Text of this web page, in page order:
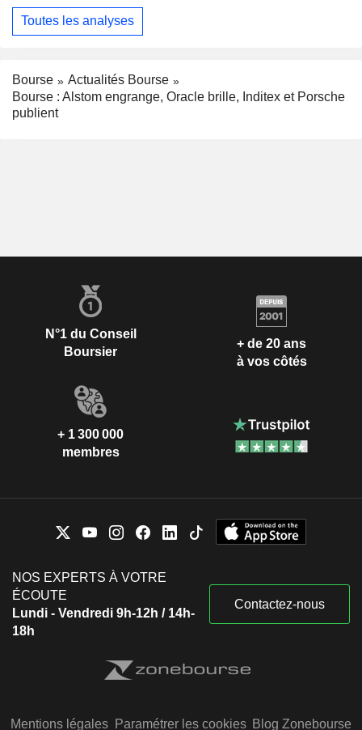
Toutes les analyses
Bourse
Actualités Bourse
Bourse : Alstom engrange, Oracle brille, Inditex et Porsche
publient
N°1 du Conseil
Boursier
+ de 20 ans
à vos côtés
+ 1 300 000
membres
NOS EXPERTS À VOTRE
ÉCOUTE
Lundi - Vendredi 9h-12h / 14h-
18h
Contactez-nous
Mentions légales Paramétrer les cookies Blog Zonebourse